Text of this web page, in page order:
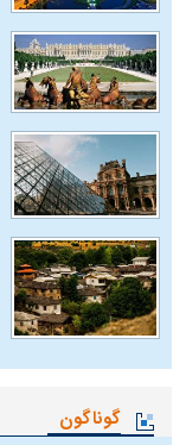
گوناگون